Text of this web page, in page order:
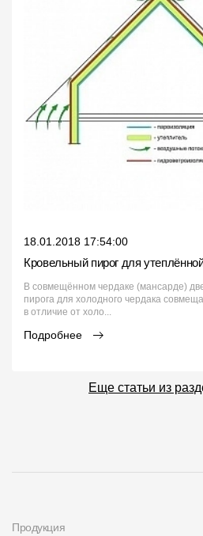
18.01.2018 17:54:00
Кровельный пирог для
В совмещённом чердаке (мансарде)
пирога для холодного чердака
в отличие от холо...
Подробнее
Еще статьи из
Продукция